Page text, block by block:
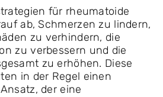
für rheumatoide
ab, Schmerzen zu lindern,
zu verhindern, die
zu verbessern und die
zu erhöhen. Diese
in der Regel einen
der eine